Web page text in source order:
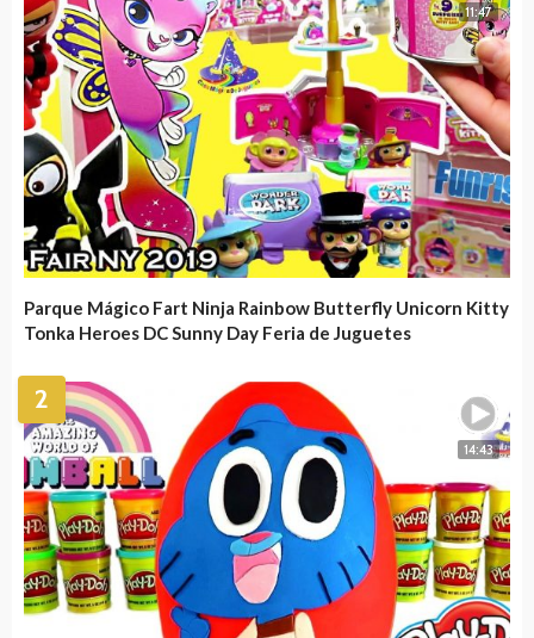
11:47
Parque Mágico Fart Ninja Rainbow Butterfly Unicorn Kitty
Tonka Heroes DC Sunny Day Feria de Juguetes
2
14:43